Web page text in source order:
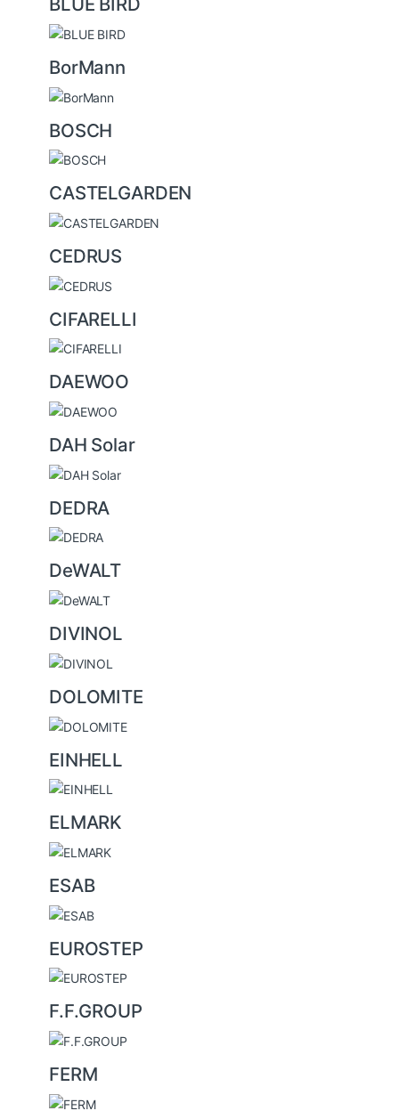
BorMann
BOSCH
CASTELGARDEN
CEDRUS
CIFARELLI
DAEWOO
DAH Solar
DEDRA
DeWALT
DIVINOL
DOLOMITE
EINHELL
ELMARK
ESAB
EUROSTEP
F.F.GROUP
FERM